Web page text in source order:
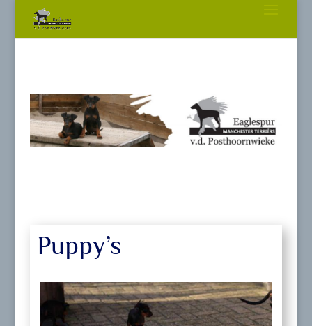
Puppy’s